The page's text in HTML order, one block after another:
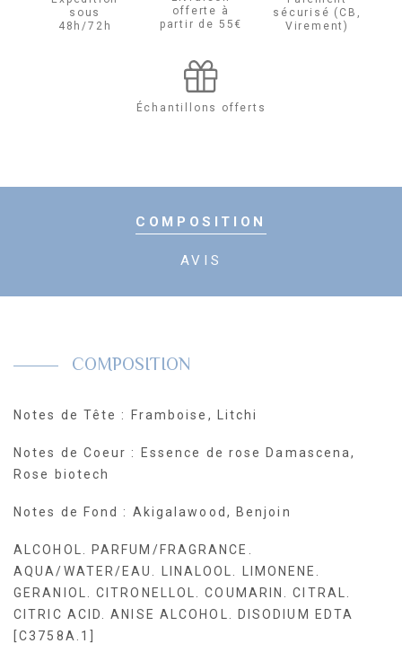
sous
48h/72h
offerte à
partir de 55€
sécurisé (CB,
Virement)
Échantillons offerts
COMPOSITION
AVIS
COMPOSITION
Notes de Tête : Framboise, Litchi
Notes de Coeur : Essence de rose Damascena,
Rose biotech
Notes de Fond : Akigalawood, Benjoin
ALCOHOL. PARFUM/FRAGRANCE.
AQUA/WATER/EAU. LINALOOL. LIMONENE.
GERANIOL. CITRONELLOL. COUMARIN. CITRAL.
CITRIC ACID. ANISE ALCOHOL. DISODIUM EDTA
[C3758A.1]